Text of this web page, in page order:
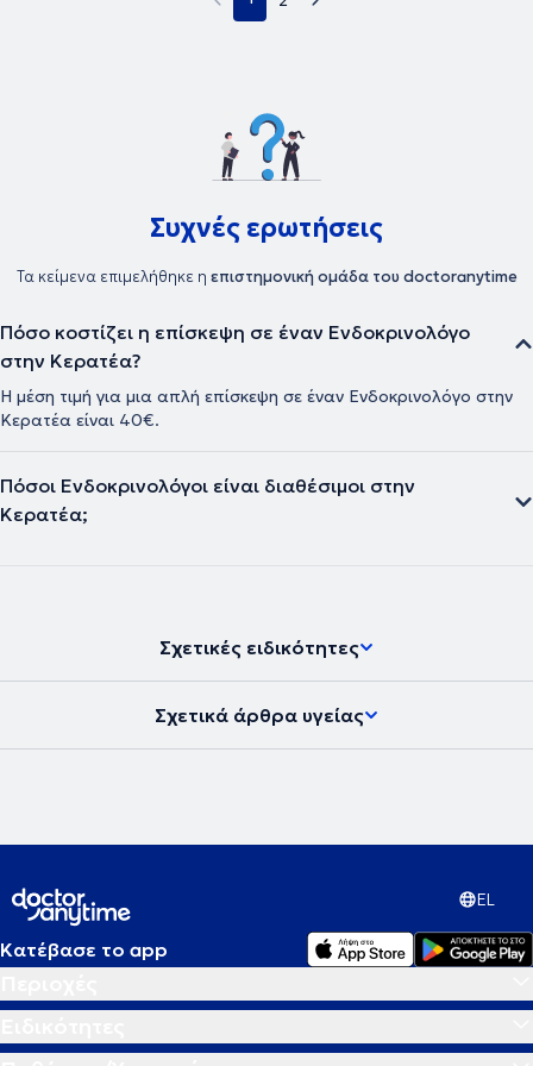
Συχνές ερωτήσεις
Τα κείμενα επιμελήθηκε η επιστημονική ομάδα του doctoranytime
Πόσο κοστίζει η επίσκεψη σε έναν Ενδοκρινολόγο
στην Κερατέα?
Η μέση τιμή για μια απλή επίσκεψη σε έναν Ενδοκρινολόγο στην
Κερατέα είναι 40€.
Πόσοι Ενδοκρινολόγοι είναι διαθέσιμοι στην
Κερατέα;
Σχετικές ειδικότητες
Σχετικά άρθρα υγείας
EL
Κατέβασε το app